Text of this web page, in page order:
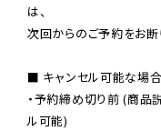
は、
次回からのご予約をお断
■ キャンセル可能な場
・予約締め切り前 (商
ル可能)